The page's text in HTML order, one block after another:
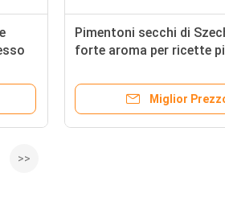
Pimentoni secchi di
forte aroma per ricette
Miglior
>>